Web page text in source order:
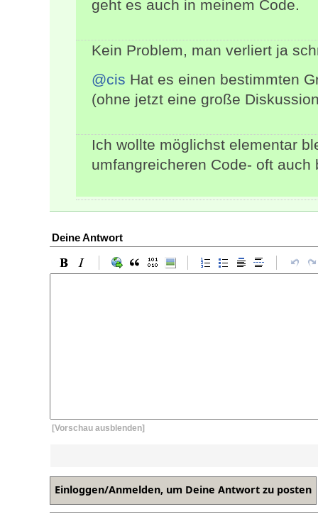
geht es auch in meinem Code.
Kein Problem, man verliert ja
@cis Hat es einen bestimmten
(ohne jetzt eine große
Ich wollte möglichst elementar
umfangreicheren Code- oft
Deine Antwort
[Vorschau ausblenden]